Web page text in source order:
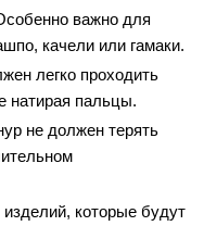
важно для
качели или гамаки.
легко проходить
натирая пальцы.
не должен терять
которые будут